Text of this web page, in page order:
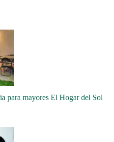
para mayores El Hogar del Sol